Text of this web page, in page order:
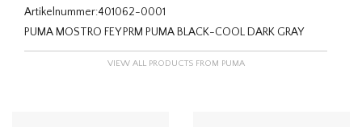
Artikelnummer:401062-0001
PUMA MOSTRO FEY PRM PUMA BLACK-COOL DARK GRAY
VIEW ALL PRODUCTS FROM PUMA